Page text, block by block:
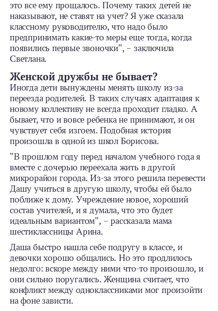
это все ему прощалось. Почему таких детей не
наказывают, не ставят на учет? Я уже сказала
классному руководителю, что надо было
предпринимать какие-то меры еще тогда, когда
появились первые звоночки", – заключила
Светлана.
Женской дружбы не бывает?
Иногда дети вынуждены менять школу из-за
переезда родителей. В таких случаях адаптация к
новому коллективу не всегда проходит гладко. А
бывает, что и вовсе ребенка не принимают, и он
чувствует себя изгоем. Подобная история
произошла в одной из школ Борисова.
"В прошлом году перед началом учебного года я
вместе с дочерью переехала жить в другой
микрорайон города. Из-за этого решила перевести
Дашу учиться в другую школу, чтобы ей было
поближе к дому. Учреждение новое, хороший
состав учителей, и я думала, что это будет
идеальным вариантом", – рассказала мама
шестиклассницы Арина.
Даша быстро нашла себе подругу в классе, и
девочки хорошо общались. Но это продлилось
недолго: вскоре между ними что-то произошло, и
они сильно поругались. Женщина считает, что
конфликт между одноклассниками мог произойти
на фоне зависти.